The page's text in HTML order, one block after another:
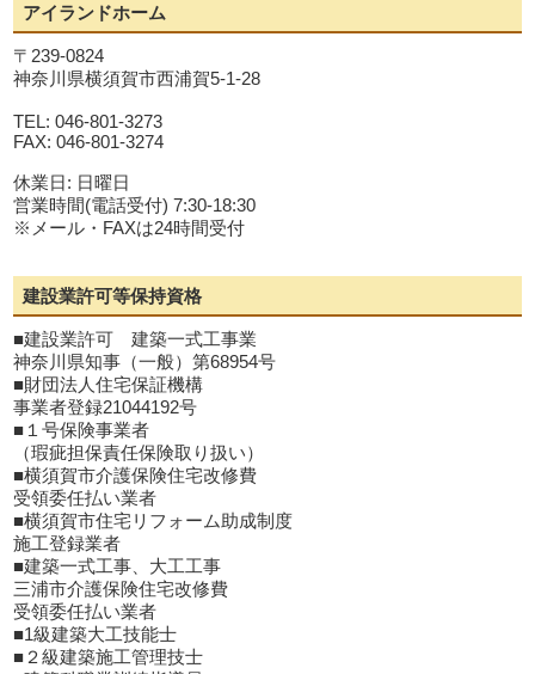
アイランドホーム
〒239-0824
神奈川県横須賀市西浦賀5-1-28
TEL: 046-801-3273
FAX: 046-801-3274
休業日: 日曜日
営業時間(電話受付) 7:30-18:30
※メール・FAXは24時間受付
建設業許可等保持資格
■建設業許可 建築一式工事業
神奈川県知事（一般）第68954号
■財団法人住宅保証機構
事業者登録21044192号
■１号保険事業者
（瑕疵担保責任保険取り扱い）
■横須賀市介護保険住宅改修費
受領委任払い業者
■横須賀市住宅リフォーム助成制度
施工登録業者
■建築一式工事、大工工事
三浦市介護保険住宅改修費
受領委任払い業者
■1級建築大工技能士
■２級建築施工管理技士